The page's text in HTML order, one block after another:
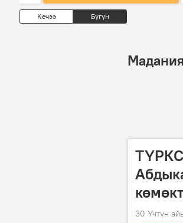
Кечээ Бүгүн
30 Үчтүн